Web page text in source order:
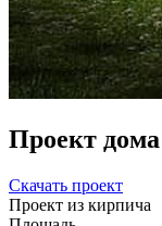
Проект
Скачать проект
Проект из кирпича